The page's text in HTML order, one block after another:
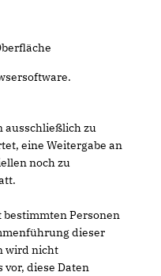
ausschließlich zu
eine Weitergabe an
noch zu
Personen
dieser
wird nicht
diese Daten